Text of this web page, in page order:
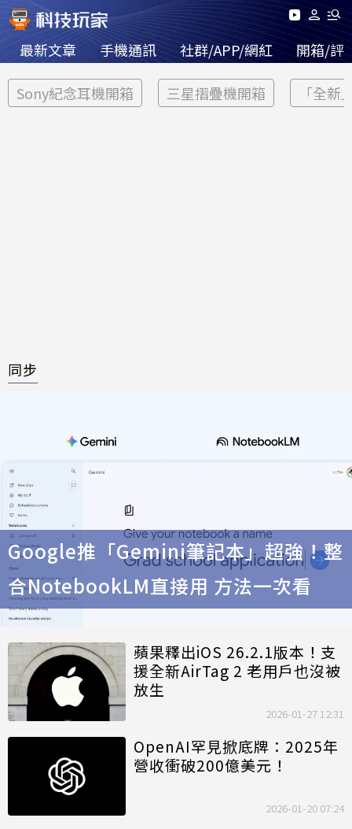
最新文章 手機通訊 社群/APP/網紅 開箱/評
Sony紀念耳機開箱 三星摺疊機開箱 「全新
同步
Google推「Gemini筆記本」超強！整
合NotebookLM直接用 方法一次看
蘋果釋出iOS 26.2.1版本！支
援全新AirTag 2 老用戶也沒被
放生
2026-01-27 12:31
OpenAI罕見掀底牌：2025年
營收衝破200億美元！
2026-01-20 07:24